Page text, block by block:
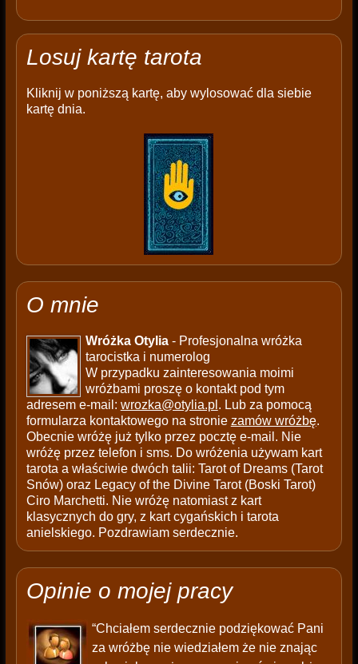
Losuj kartę tarota
Kliknij w poniższą kartę, aby wylosować dla siebie
kartę dnia.
O mnie
Wróżka Otylia- Profesjonalna wróżka
tarocistka i numerolog
W przypadku zainteresowania moimi
wróżbami proszę o kontakt pod tym
adresem e-mail: wrozka@otylia.pl . Lub za pomocą
formularza kontaktowego na stronie zamów wróżbę.
Obecnie wróżę już tylko przez pocztę e-mail. Nie
wróżę przez telefon i sms. Do wróżenia używam kart
tarota a właściwie dwóch talii: Tarot of Dreams (Tarot
Snów) oraz Legacy of the Divine Tarot (Boski Tarot)
Ciro Marchetti. Nie wróżę natomiast z kart
klasycznych do gry, z kart cygańskich i tarota
anielskiego. Pozdrawiam serdecznie.
Opinie o mojej pracy
“Chciałem serdecznie podziękować Pani
za wróżbę nie wiedziałem że nie znając